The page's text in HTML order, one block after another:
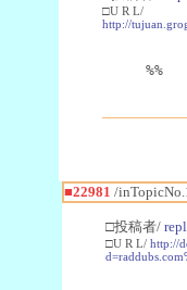
□U R L/
http://
%%
■22981 /
□投稿者/
□U R L/ http://